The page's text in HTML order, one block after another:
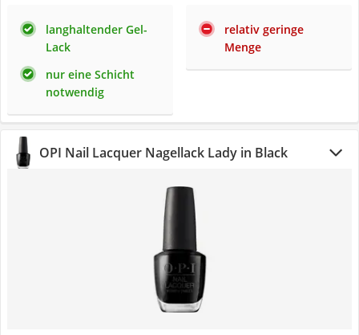
langhaltender Gel-
Lack
nur eine Schicht
notwendig
relativ geringe
Menge
OPI Nail Lacquer Nagellack Lady in Black